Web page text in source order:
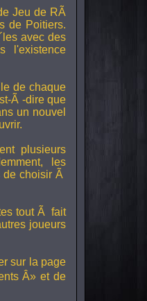
Jeu de RÃ
de Poitiers.
avec des
l'existence
de chaque
Ã -dire que
un nouvel
plusieurs
les
choisir Ã
tout Ã fait
joueurs
sur la page
Â» et de